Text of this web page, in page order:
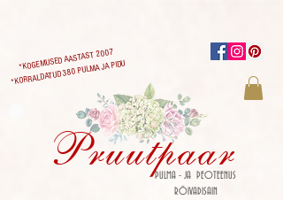
Pruutpaar
PULMA - JA PEOTEENUS
RÕIVADISAIN
*KOGEMUSED AASTAST 2007
*KORRALDATUD 380 PULMA JA PIDU